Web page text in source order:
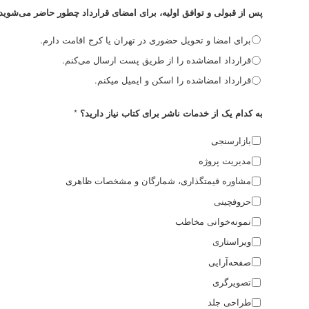
پس از قبولی و توافق اولیه، برای امضای قرارداد چطور حاضر
برای امضا و تحویل حضوری در تهران یا کرج اقامت دارم.
قرارداد امضاشده را از طریق پست ارسال می‌کنم.
قرارداد امضاشده را اسکن و ایمیل میکنم.
به کدام یک از خدمات ناشر برای کتاب نیاز دارید؟ *
بازارسنجی
مدیریت پروژه
مشاوره قیمتگذاری، شمارگان و مشخصات ظاهری
حروفچینی
نمونه‌خوانی مخاطب
ویراستاری
صفحه‌آرایی
تصویرگری
طراحی جلد